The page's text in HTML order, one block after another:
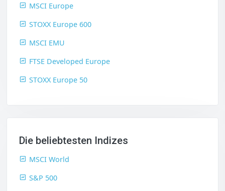
MSCI Europe
STOXX Europe 600
MSCI EMU
FTSE Developed Europe
STOXX Europe 50
Die beliebtesten Indizes
MSCI World
S&P 500